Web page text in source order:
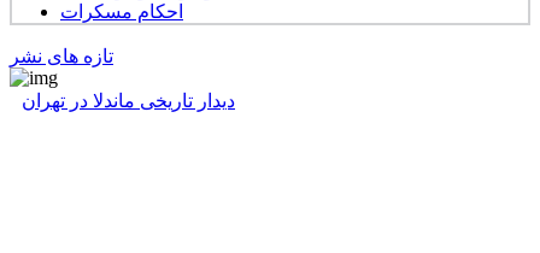
احکام مسکرات
تازه های نشر
دیدار تاریخی ماندلا در تهران